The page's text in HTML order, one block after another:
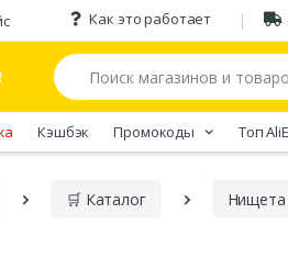
Как это работает
Кэшбэк Промокоды Tоп
🛒 Каталог